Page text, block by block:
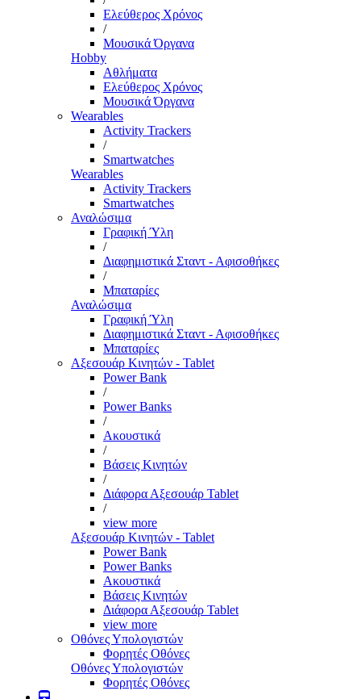
Ελεύθερος Χρόνος
/
Μουσικά Όργανα
Hobby
Αθλήματα
Ελεύθερος Χρόνος
Μουσικά Όργανα
Wearables
Activity Trackers
/
Smartwatches
Wearables
Activity Trackers
Smartwatches
Αναλώσιμα
Γραφική Ύλη
/
Διαφημιστικά Σταντ - Αφισοθήκες
/
Μπαταρίες
Αναλώσιμα
Γραφική Ύλη
Διαφημιστικά Σταντ - Αφισοθήκες
Μπαταρίες
Αξεσουάρ Κινητών - Tablet
Power Bank
/
Power Banks
/
Ακουστικά
/
Βάσεις Κινητών
/
Διάφορα Αξεσουάρ Tablet
/
view more
Αξεσουάρ Κινητών - Tablet
Power Bank
Power Banks
Ακουστικά
Βάσεις Κινητών
Διάφορα Αξεσουάρ Tablet
view more
Οθόνες Υπολογιστών
Φορητές Οθόνες
Οθόνες Υπολογιστών
Φορητές Οθόνες